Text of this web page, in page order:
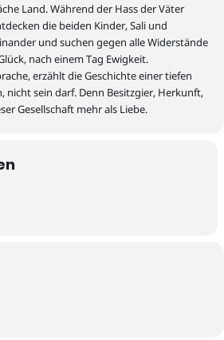
Land. Während der Hass der Väter
die beiden Kinder, Sali und
und suchen gegen alle Widerstände
nach einem Tag Ewigkeit.
erzählt die Geschichte einer tiefen
nicht sein darf. Denn Besitzgier, Herkunft,
Gesellschaft mehr als Liebe.